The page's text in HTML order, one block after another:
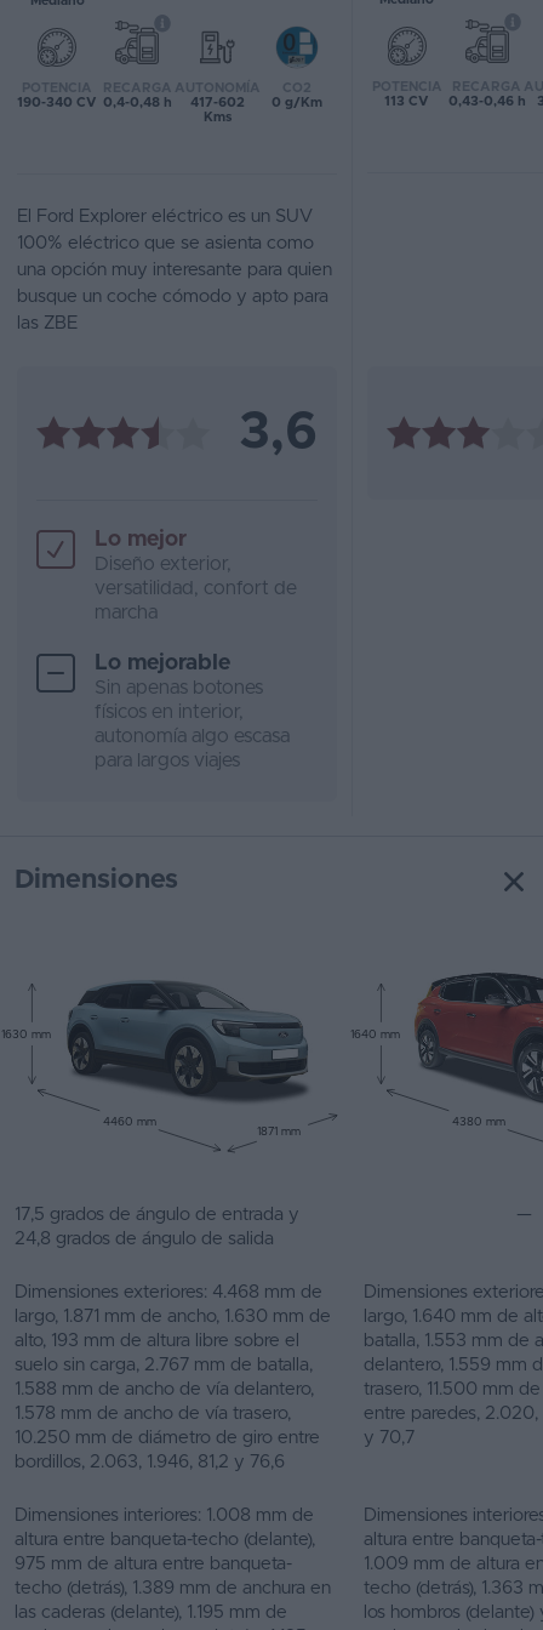
Favoritos
Concesionarios
Blog
Ventas
de
coches
POTENCIA
190-340 CV
RECARGA
0,4-0,48 h
AUTONOMÍA
417-602
Kms
CO2
0 g/Km
POTENCIA
113 CV
RECARGA
0,43-0,46 h
El Ford Explorer eléctrico es un SUV
100% eléctrico que se asienta como
una opción muy interesante para quien
busque un coche cómodo y apto para
las ZBE
3,6
Lo mejor
Diseño exterior,
versatilidad, confort de
marcha
Lo mejorable
Sin apenas botones
físicos en interior,
autonomía algo escasa
para largos viajes
Dimensiones
1630 mm
4460 mm
1871 mm
1640 mm
4380 mm
17,5 grados de ángulo de entrada y
24,8 grados de ángulo de salida
—
Dimensiones exteriores: 4.468 mm de
largo, 1.871 mm de ancho, 1.630 mm de
alto, 193 mm de altura libre sobre el
suelo sin carga, 2.767 mm de batalla,
1.588 mm de ancho de vía delantero,
1.578 mm de ancho de vía trasero,
10.250 mm de diámetro de giro entre
bordillos, 2.063, 1.946, 81,2 y 76,6
Dimensiones
largo, 1.640 mm de
batalla, 1.553 mm de
delantero, 1.559 mm
trasero, 11.500 mm
entre paredes, 2.020,
y 70,7
Dimensiones interiores: 1.008 mm de
altura entre banqueta-techo (delante),
975 mm de altura entre banqueta-
techo (detrás), 1.389 mm de anchura en
las caderas (delante), 1.195 mm de
Dimensiones
altura entre
1.009 mm de altura
techo (detrás), 1.363
los hombros